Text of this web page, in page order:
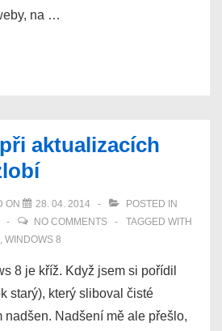
na …
aktualizacích
ON 28. 04. 2014
POSTED IN
NO COMMENTS
TAGGED WITH
, WINDOWS 8
8 je kříž. Když jsem si pořídil
starý), který sliboval čisté
nadšen. Nadšení mě ale přešlo,